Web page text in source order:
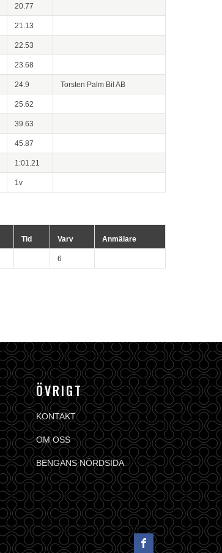
20.77
21.13
22.53
23.68
24.9 Torsten Palm Bil AB
25.62
39.63
45.87
1:01.21
1v
Tid Varv Anmälare
6
ÖVRIGT
KONTAKT
OM OSS
BENGANS NÖRDSIDA